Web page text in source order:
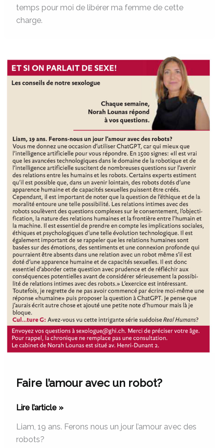
temps pour moi de libérer ma femme de cette
charge.
Faire l’amour avec un robot?
Faire
l’amour
avec
Lire l’article »
Liam, 19 ans. Ferons nous un jour l’amour avec des
robots?